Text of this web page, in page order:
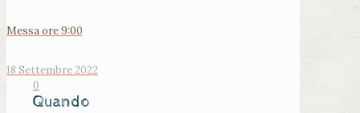
Messa ore 9:00
18 Settembre 2022
0
Quando